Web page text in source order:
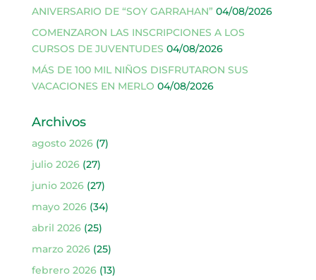
ANIVERSARIO DE “SOY GARRAHAN” 04/08/2026
COMENZARON LAS INSCRIPCIONES A LOS
CURSOS DE JUVENTUDES 04/08/2026
MÁS DE 100 MIL NIÑOS DISFRUTARON SUS
VACACIONES EN MERLO 04/08/2026
Archivos
agosto 2026(7)
julio 2026(27)
junio 2026(27)
mayo 2026(34)
abril 2026(25)
marzo 2026(25)
febrero 2026(13)